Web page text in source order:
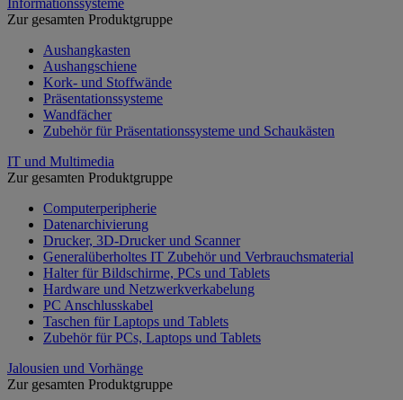
Zur gesamten Produktgruppe
Aushangkasten
Aushangschiene
Kork- und Stoffwände
Präsentationssysteme
Wandfächer
Zubehör für Präsentationssysteme und Schaukästen
IT und Multimedia
Zur gesamten Produktgruppe
Computerperipherie
Datenarchivierung
Drucker, 3D-Drucker und Scanner
Generalüberholtes IT Zubehör und Verbrauchsmaterial
Halter für Bildschirme, PCs und Tablets
Hardware und Netzwerkverkabelung
PC Anschlusskabel
Taschen für Laptops und Tablets
Zubehör für PCs, Laptops und Tablets
Jalousien und Vorhänge
Zur gesamten Produktgruppe